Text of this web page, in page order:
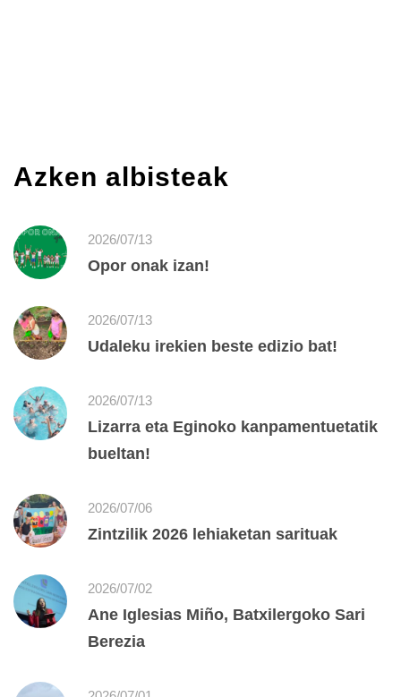
Azken albisteak
2026/07/13
Opor onak izan!
2026/07/13
Udaleku irekien beste edizio bat!
2026/07/13
Lizarra eta Eginoko kanpamentuetatik
bueltan!
2026/07/06
Zintzilik 2026 lehiaketan sarituak
2026/07/02
Ane Iglesias Miño, Batxilergoko Sari
Berezia